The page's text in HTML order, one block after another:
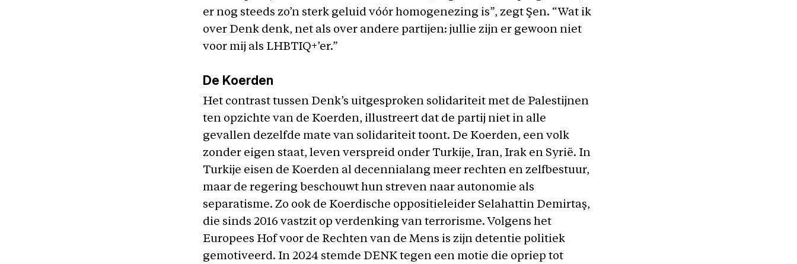
er nog steeds zo’n sterk geluid vóór homogenezing is”, zegt Şen. “Wat ik
over Denk denk, net als over andere partijen: jullie zijn er gewoon niet
voor mij als LHBTIQ+’er.”
De Koerden
Het contrast tussen Denk’s uitgesproken solidariteit met de Palestijnen
ten opzichte van de Koerden, illustreert dat de partij niet in alle
gevallen dezelfde mate van solidariteit toont. De Koerden, een volk
zonder eigen staat, leven verspreid onder Turkije, Iran, Irak en Syrië. In
Turkije eisen de Koerden al decennialang meer rechten en zelfbestuur,
maar de regering beschouwt hun streven naar autonomie als
separatisme. Zo ook de Koerdische oppositieleider Selahattin Demirtaş,
die sinds 2016 vastzit op verdenking van terrorisme. Volgens het
Europees Hof voor de Rechten van de Mens is zijn detentie politiek
gemotiveerd. In 2024 stemde DENK tegen een motie die opriep tot